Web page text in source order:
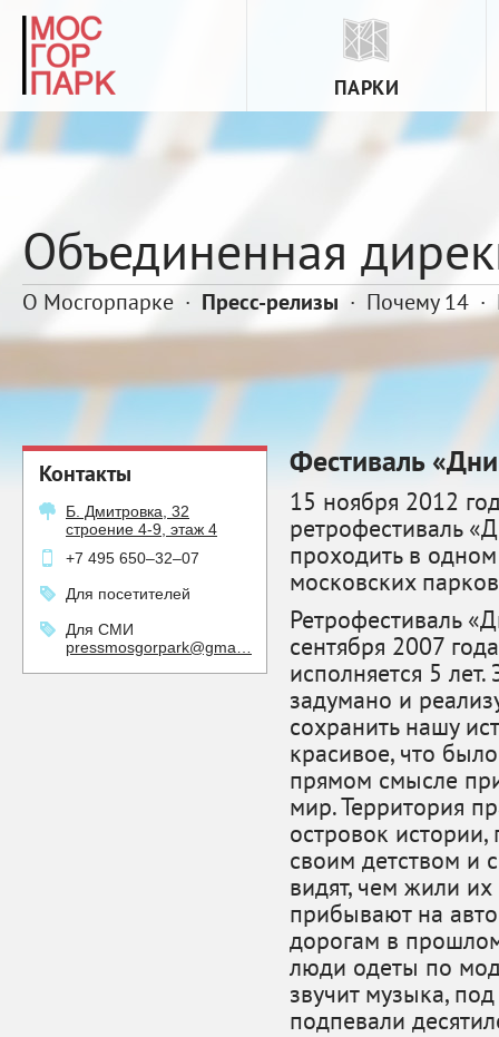
ПАРКИ
Объединенная
О Мосгорпарке · Пресс-релизы · Почему 14 ·
Контакты
Б. Дмитровка, 32
строение 4-9, этаж 4
+7 495 650–32–07
Для посетителей
Для СМИ
pressmosgorpark@gma…
Фестиваль
15 ноября 2012
ретрофестиваль
проходить в
московских
Ретрофестиваль
сентября 2007
исполняется 5
задумано и
сохранить нашу
красивое, что
прямом смысле
мир. Территория
островок
своим детством и
видят, чем жили
прибывают на
дорогам в
люди одеты по
звучит музыка,
подпевали